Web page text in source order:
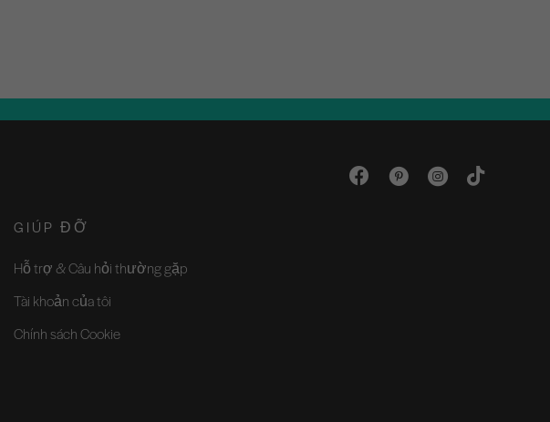
GIÚP ĐỠ
Hỗ trợ & Câu hỏi thường gặp
Tài khoản của tôi
Chính sách Cookie